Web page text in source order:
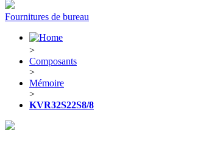
Fournitures de bureau
>
Composants
>
Mémoire
>
KVR32S22S8/8